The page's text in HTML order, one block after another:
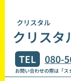
クリスタル
クリスタ
TEL 080-
お問い合わせの際は「